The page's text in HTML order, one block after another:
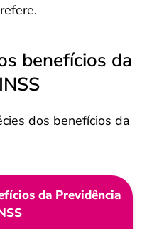
benefícios da
dos benefícios da
da Previdência